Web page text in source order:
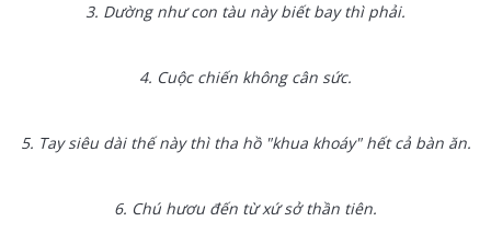
3. Dường như con tàu này biết bay thì phải.
4. Cuộc chiến không cân sức.
5. Tay siêu dài thế này thì tha hồ "khua khoáy" hết cả bàn ăn.
6. Chú hươu đến từ xứ sở thần tiên.